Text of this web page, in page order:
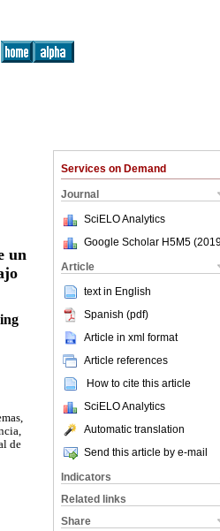
Services on Demand
Journal
SciELO Analytics
Google Scholar H5M5 (
Article
text in English
Spanish (pdf)
Article in xml format
Article references
How to cite this article
SciELO Analytics
Automatic translation
Send this article by e-mail
Indicators
Related links
Share
un
de